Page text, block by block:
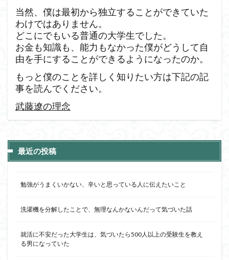
当然、僕は最初から独立することができていた
わけではありません。
どこにでもいる普通の大学生でした。
お金も知識も、能力もなかった僕がどうして自
由を手にすることができるようになったのか。
もっと僕のことを詳しく知りたい方は下記の記
事を読んでください。
武藤遼の理念
最近の投稿
勉強がうまくいかない、辛いと思っている人に伝えたいこと
洗濯機を分解したことで、無理なんかないんだって気づいた話
就活に不安だった大学生は、気づいたら500人以上の受験生を教え
る男になっていた